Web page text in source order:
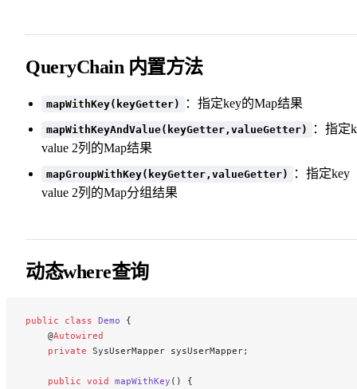
QueryChain 内置方法
mapWithKey(keyGetter) ：指定key的Map结果
mapWithKeyAndValue(keyGetter,valueGetter)
：指定
value 2列的Map结果
mapGroupWithKey(keyGetter,valueGetter)
：指定key
value 2列的Map分组结果
动态where查询
public class Demo {
    @
Autowired
    private
SysUserMapper sysUserMapper;
    public
void mapWithKey () {